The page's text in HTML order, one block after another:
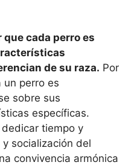
cada perro es
de su raza. Por
un perro es
sobre sus
específicas.
tiempo y
socialización del
convivencia armónica